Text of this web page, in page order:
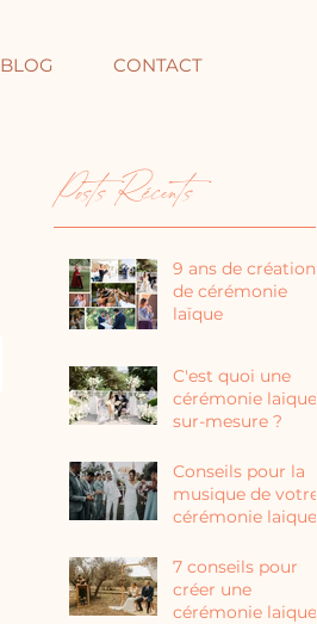
BLOG CONTACT
Posts Récents
9 ans de création
de cérémonie
laïque
C'est quoi une
cérémonie laique
sur-mesure ?
Conseils pour la
musique de votre
cérémonie laique
7 conseils pour
créer une
cérémonie laique